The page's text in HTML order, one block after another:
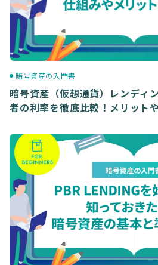
暗号資産の入門書
暗号資産（仮想通貨）レンディ
者の利率を徹底比較！メリット